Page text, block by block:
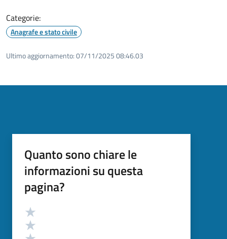
Categorie:
Anagrafe e stato civile
Ultimo aggiornamento:07/11/2025 08:46.03
Quanto sono chiare le
informazioni su questa
pagina?
Valutazione